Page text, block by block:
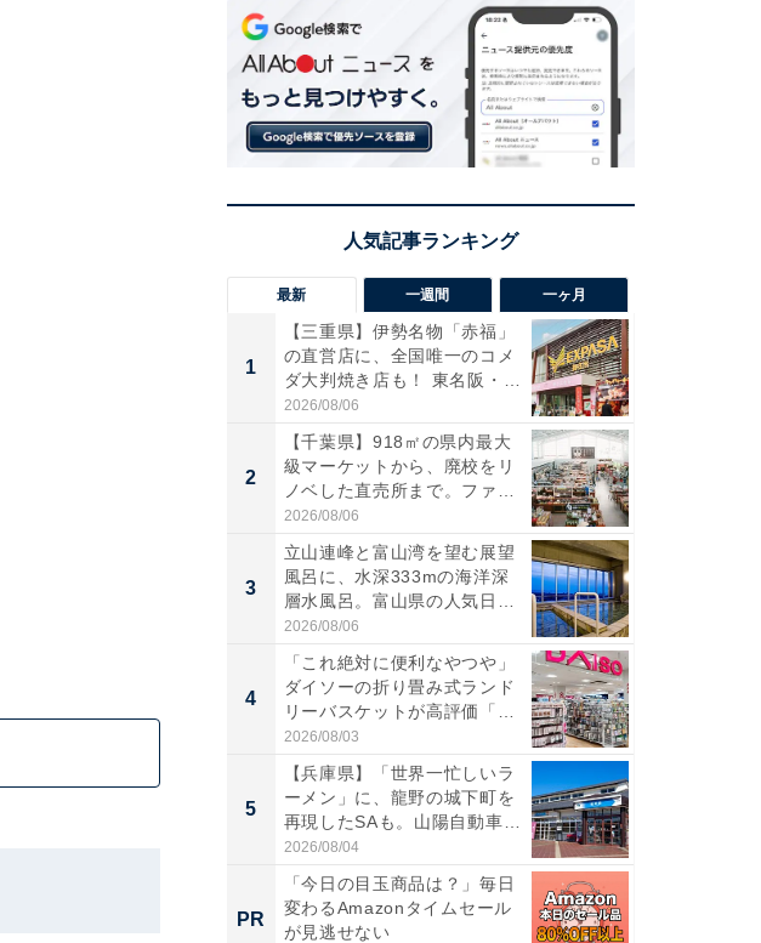
最新 一週間 一ヶ月
1
【三重県】伊勢名物「赤福」
の直営店に、全国唯一のコメ
ダ大判焼き店も！ 東名阪・
伊...
2026/08/06
2
【千葉県】918㎡の県内最大
級マーケットから、廃校をリ
ノベした直売所まで。ファ
ー...
2026/08/06
3
立山連峰と富山湾を望む展望
風呂に、水深333mの海洋深
層水風呂。富山県の人気日
帰...
2026/08/06
4
「これ絶対に便利なやつや」
ダイソーの折り畳み式ランド
リーバスケットが高評価「使
わ...
2026/08/03
5
【兵庫県】「世界一忙しいラ
ーメン」に、龍野の城下町を
再現したSAも。山陽自動車
道...
2026/08/04
PR
「今日の目玉商品は？」毎日
変わるAmazonタイムセール
が見逃せない